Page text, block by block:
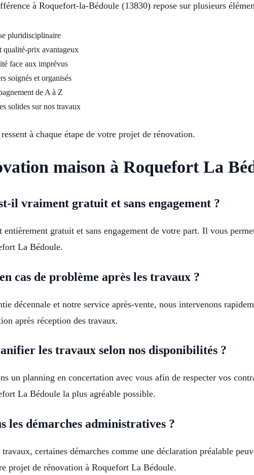
à Roquefort-la-Bédoule (13830) repose sur plusieurs
pluridisciplinaire
qualité-prix avantageux
face aux imprévus
soignés et organisés
de A à Z
solides sur nos travaux
à chaque étape de votre projet de rénovation.
maison à Roquefort La
il vraiment gratuit et sans engagement ?
entièrement gratuit et sans engagement de votre part. Il vous
La Bédoule.
cas de problème après les travaux ?
décennale et notre service après-vente, nous intervenons
après réception des travaux.
les travaux selon nos disponibilités ?
un planning en concertation avec vous afin de respecter vos
La Bédoule la plus agréable possible.
les démarches administratives ?
certaines démarches comme une déclaration préalable
projet de rénovation à Roquefort La Bédoule.